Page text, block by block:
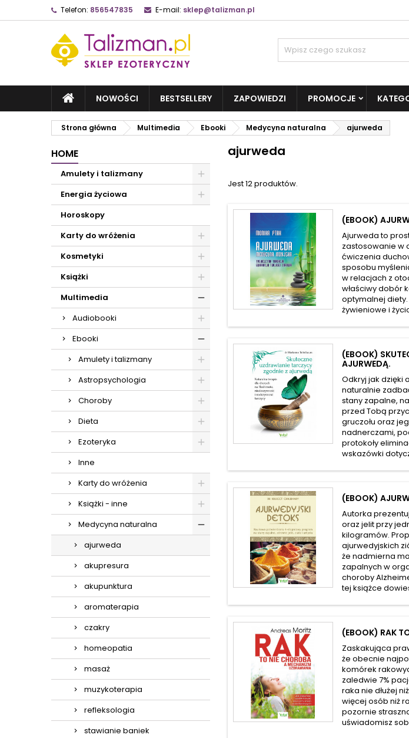
Telefon: 856547835 E-mail: sklep@talizman.pl
NOWOŚCI BESTSELLERY ZAPOWIEDZI PROMOCJE
Strona główna Multimedia Ebooki Medycyna naturalna ajurweda
HOME
Amulety i talizmany
Energia życiowa
Horoskopy
Karty do wróżenia
Kosmetyki
Książki
Multimedia
Audiobooki
Ebooki
Amulety i talizmany
Astropsychologia
Choroby
Dieta
Ezoteryka
Inne
Karty do wróżenia
Książki - inne
Medycyna naturalna
ajurweda
akupresura
akupunktura
aromaterapia
czakry
homeopatia
masaż
muzykoterapia
refleksologia
stawianie baniek
ajurweda
Jest 12 produktów.
(EBOOK)
Ajurweda to
zastosowanie w
ćwiczenia
sposobu
w relacjach z
właściwy dobór
optymalnej
żywieniowe i
(EBOOK)
AJURWEDĄ.
Odkryj jak dzięki
naturalnie
stany zapalne,
przed Tobą
gruczołu oraz
nadnerczami,
protokoły
wskazówki
(EBOOK)
Autorka
oraz jelit przy
kilogramów.
ajurwedyjskich
że nadmierna
zapalnych w
choroby
tej książce
(EBOOK) RAK
Zaskakująca
że obecnie
komórek
zaledwie 7%
raka nie dłużej
więcej osób niż
pozornie
uświadomisz